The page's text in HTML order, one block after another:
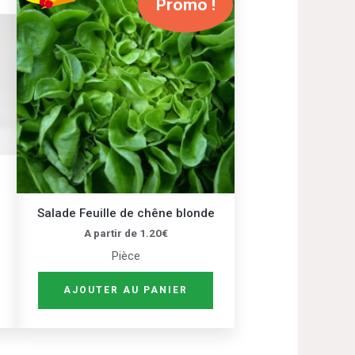
Promo !
Salade Feuille de chêne blonde
A partir de 1.20€
Pièce
AJOUTER AU PANIER
produit
a
plusieurs
variations.
Les
options
peuvent
être
choisies
la